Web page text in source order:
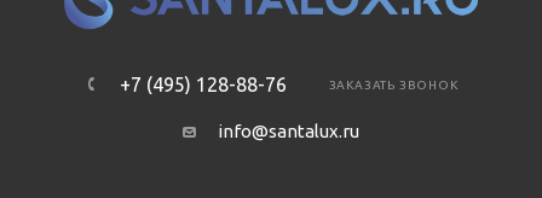
+7 (495) 128-88-76 ЗАКАЗАТЬ ЗВОНОК
info@santalux.ru